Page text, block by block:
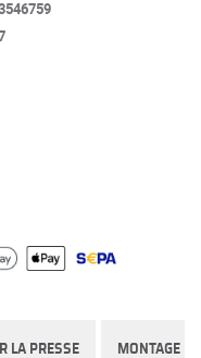
LA PRESSE MONTAGE